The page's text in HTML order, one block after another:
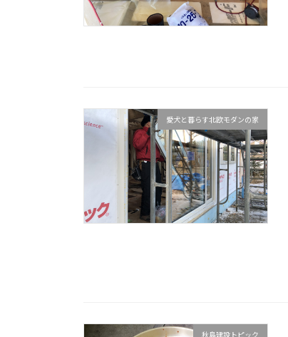
愛犬と暮らす北欧モダンの家
秋島建設トピック